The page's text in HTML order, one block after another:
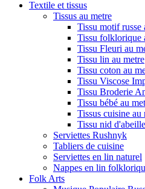
Textile et tissus
Tissus au metre
Tissu motif russe
Tissu folklorique
Tissu Fleuri au
Tissu lin au metre
Tissu coton au
Tissu Viscose
Tissu Broderie
Tissu bébé au
Tissus cuisine au
Tissu nid
Serviettes Rushnyk
Tabliers de cuisine
Serviettes en lin naturel
Nappes en lin
Folk Arts